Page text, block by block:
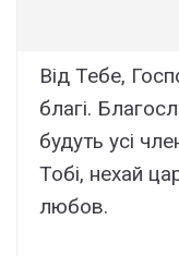
Від Тебе,
благі.
будуть усі
Тобі, нехай
любов.